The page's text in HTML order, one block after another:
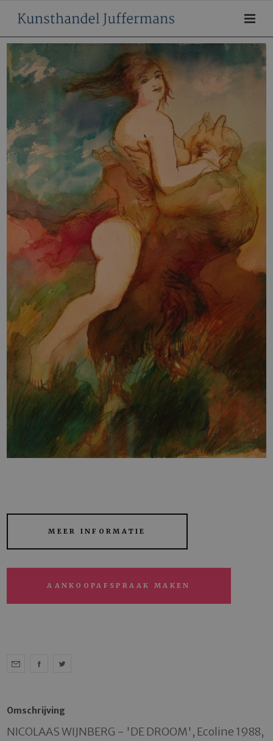
MEER INFORMATIE
AANKOOPAFSPRAAK MAKEN
Omschrijving
NICOLAAS WIJNBERG - 'DE DROOM', Ecoline 1988,